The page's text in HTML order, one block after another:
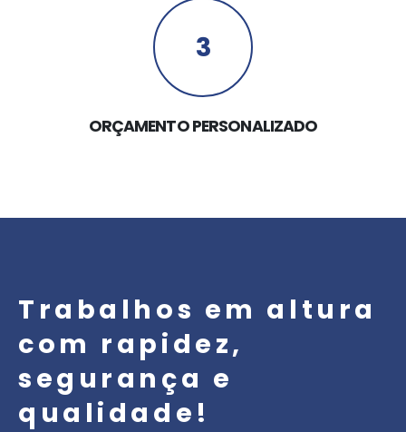
3
ORÇAMENTO PERSONALIZADO
Trabalhos em altura
com rapidez,
segurança e
qualidade!